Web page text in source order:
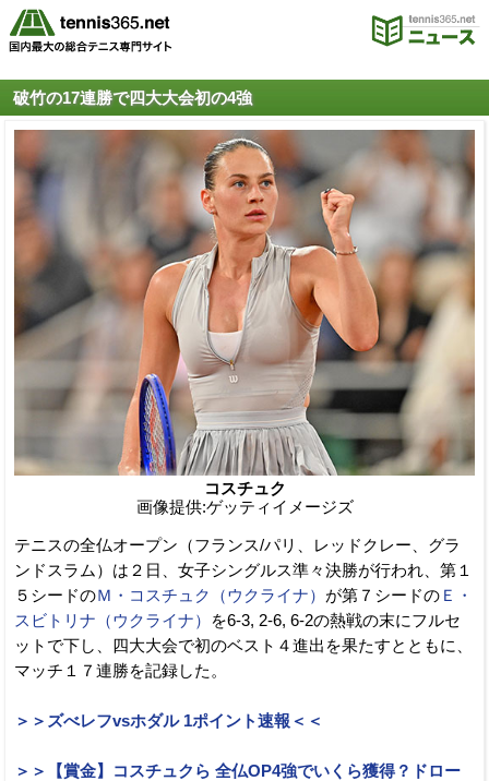
破竹の17連勝で四大大会初の4強
コスチュク
画像提供:ゲッティイメージズ
テニスの全仏オープン（フランス/パリ、レッドクレー、グラ
ンドスラム）は２日、女子シングルス準々決勝が行われ、第１
５シードのＭ・コスチュク（ウクライナ） が第７シードの Ｅ・
スビトリナ（ウクライナ）
を6-3, 2-6, 6-2の熱戦の末にフルセ
ットで下し、四大大会で初のベスト４進出を果たすとともに、
マッチ１７連勝を記録した。
＞＞ズべレフvsホダル 1ポイント速報＜＜
＞＞【賞金】コスチュクら 全仏OP4強でいくら獲得？ドロー